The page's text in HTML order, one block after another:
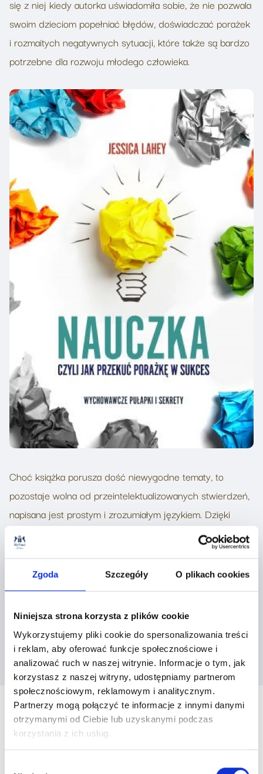
Zgoda Szczegóły O plikach cookies
Niniejsza strona korzysta z plików cookie
Wykorzystujemy pliki cookie do spersonalizowania treści
i reklam, aby oferować funkcje społecznościowe i
analizować ruch w naszej witrynie. Informacje o tym, jak
korzystasz z naszej witryny, udostępniamy partnerom
społecznościowym, reklamowym i analitycznym.
Partnerzy mogą połączyć te informacje z innymi danymi
otrzymanymi od Ciebie lub uzyskanymi podczas
korzystania z ich usług.
się z niej kiedy autorka uświadomiła sobie, że nie pozwala
swoim dzieciom popełniać błędów, doświadczać porażek
i rozmaitych negatywnych sytuacji, które także są bardzo
potrzebne dla rozwoju młodego człowieka.
Choć książka porusza dość niewygodne tematy, to
pozostaje wolna od przeintelektualizowanych stwierdzeń,
napisana jest prostym i zrozumiałym językiem. Dzięki
dużej ilości ciekawych przykładów czyta się ją niemal
jednym tchem.
Warto po nią sięgnąć, by dowiedzieć się jak wiele zależy
od Naszej właściwej reakcji na dane zdarzenie, od tego
podejmowania decyzji, a także mierzenia się z własnymi
niepowodzeniami.
Życzymy udanej lektury!
MYVINCI SCHOOL BLOG
Najnowsze aktualności